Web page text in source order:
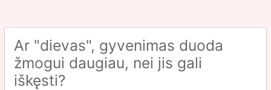
Ar "dievas", gyvenimas duoda
žmogui daugiau, nei jis gali
iškęsti?